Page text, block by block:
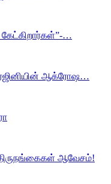
கேட்கிறார்கள்”-…
ரஜினியின் ஆக்ரோஷ…
திருநங்கைகள் ஆவேசம்!